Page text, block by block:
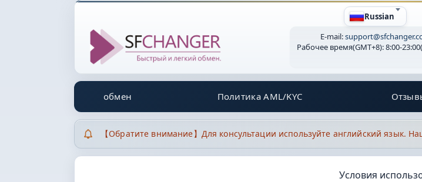
Russian
E-mail:
Рабочее время(GMT+8):8:00-23:00(
обмен Политика AML/KYC
【Обратите внимание】Для консультации используйте английский язык.
Условия